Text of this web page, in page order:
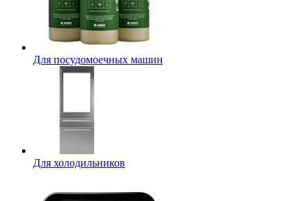
Для посудомоечных машин
Для холодильников